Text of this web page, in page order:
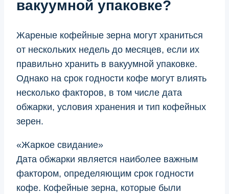
вакуумной упаковке?
Жареные кофейные зерна могут храниться
от нескольких недель до месяцев, если их
правильно хранить в вакуумной упаковке.
Однако на срок годности кофе могут влиять
несколько факторов, в том числе дата
обжарки, условия хранения и тип кофейных
зерен.
«Жаркое свидание»
Дата обжарки является наиболее важным
фактором, определяющим срок годности
кофе. Кофейные зерна, которые были